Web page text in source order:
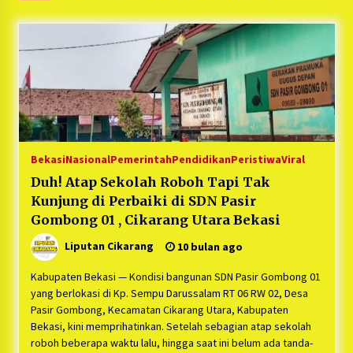
5 bulan ago
PNM Hadir dalam Setiap Langkah Dikha, Penari
Aura Farming yang Viral Ternyata Anak
Nasabah PNM Mekaar
1 tahun ago
Duh Kacau Banget, Karena Kecewa Tak Dapat
Fasilitas yang Sesuai, Para Peserta Retret
Sebelum Waktunya
1 tahun ago
Kartini Penggerak Lingkungan dari Sampah
Bukit Berlian
1 tahun ago
PNM Berangkatkan Ratusan Peserta : Mudik
Aman Sampai Tujuan BUMN 2025
1 tahun ago
Ketua Umum Jurpala KOSMI Indonesia Gilang
BekasiNasionalPemerintahPendidikanPeristiwaViral
Duh! Atap Sekolah Roboh Tapi Tak
Kunjung di Perbaiki di SDN Pasir
Gombong 01 , Cikarang Utara Bekasi
Liputan Cikarang 10 bulan ago
Kabupaten Bekasi — Kondisi bangunan SDN Pasir Gombong 01
yang berlokasi di Kp. Sempu Darussalam RT 06 RW 02, Desa
Pasir Gombong, Kecamatan Cikarang Utara, Kabupaten
Bekasi, kini memprihatinkan. Setelah sebagian atap sekolah
roboh beberapa waktu lalu, hingga saat ini belum ada tanda-